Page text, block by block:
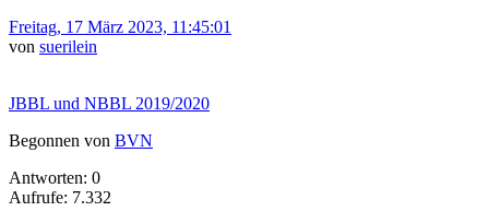
Freitag, 17 März 2023, 11:45:01
von suerilein
JBBL und NBBL 2019/2020
Begonnen von BVN
Antworten: 0
Aufrufe: 7.332